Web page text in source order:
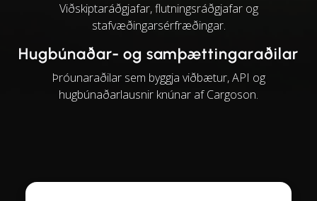
Viðskiptaráðgjafar, flutningsráðgjafar og
stafvæðingarsérfræðingar.
Hugbúnaðar- og samþættingaraðilar
Þróunaraðilar sem byggja viðbætur, API og
hugbúnaðarlausnir knúnar af Cargoson.